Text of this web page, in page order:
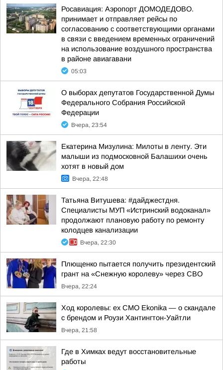
Росавиация: Аэропорт ДОМОДЕДОВО.
принимает и отправляет рейсы по
согласованию с соответствующими органами
в связи с введением временных ограничений
на использование воздушного пространства
в районе авиагавани
05:03
О выборах депутатов Государственной Думы
Федерального Собрания Российской
Федерации
Вчера, 23:54
Екатерина Мизулина: Милоты в ленту. Эти
малыши из подмосковной Балашихи очень
хотят в новый дом
Вчера, 22:48
Татьяна Витушева: #дайджестдня.
Специалисты МУП «Истринский водоканал»
продолжают плановую работу по ремонту
колодцев канализации
Вчера, 22:30
Плющенко пытается получить президентский
грант на «Снежную королеву» через СВО
Вчера, 22:24
Ход королевы: ex CMO Ekonika — о скандале
с брендом и Роузи Хантингтон-Уайтли
Вчера, 21:58
Где в Химках ведут восстановительные
работы